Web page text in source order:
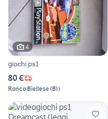
4
giochi ps1
80 €
Ronco Biellese(BI)